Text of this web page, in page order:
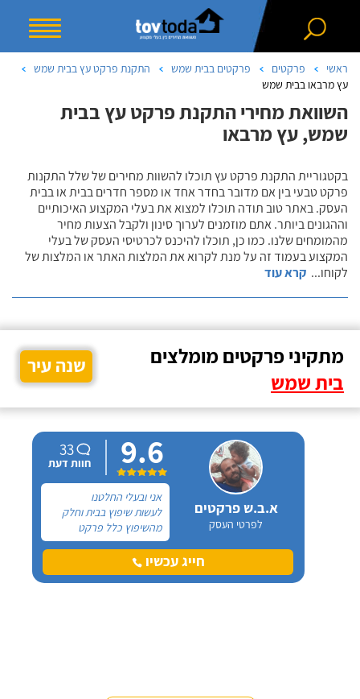
ראשי פרקטים פרקטים בבית שמש
התקנת פרקט עץ בבית שמש
עץ מרבאו בבית שמש
השוואת מחירי התקנת פרקט עץ בבית
שמש, עץ מרבאו
בקטגוריית התקנת פרקט עץ תוכלו להשוות מחירים של שלל התקנות
פרקט טבעי בין אם מדובר בחדר אחד או מספר חדרים בבית או בבית
העסק. באתר טוב תודה תוכלו למצוא את בעלי המקצוע האיכותיים
וההגונים ביותר. אתם מוזמנים לערוך סינון ולקבל הצעות מחיר
מהמומחים שלנו. כמו כן, תוכלו להיכנס לכרטיסי העסק של בעלי
המקצוע בעמוד זה על מנת לקרוא את המלצות האתר או המלצות של
לקוחו... קרא עוד
מתקיני פרקטים מומלצים
בית שמש
שנה עיר
א.ב.ש פרקטים
לפרטי העסק
9.6
33
חוות דעת
אני ובעלי החלטנו
לעשות שיפוץ בבית וחלק
מהשיפוץ כלל פרקט
למינציה שיותקן מעל
הריצוף (הישן) הקיים. קנינו
את הפרקט מחנות חיצונית
חייג עכשיו